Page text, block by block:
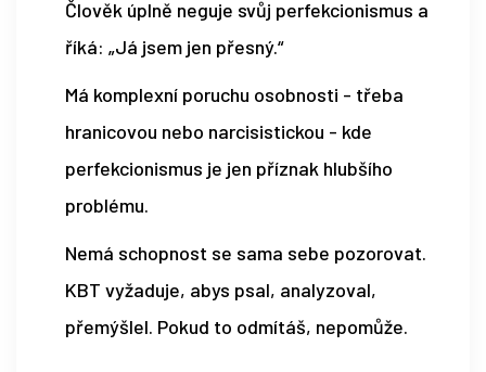
Člověk úplně neguje svůj perfekcionismus a
říká: „Já jsem jen přesný.“
Má komplexní poruchu osobnosti - třeba
hranicovou nebo narcisistickou - kde
perfekcionismus je jen příznak hlubšího
problému.
Nemá schopnost se sama sebe pozorovat.
KBT vyžaduje, abys psal, analyzoval,
přemýšlel. Pokud to odmítáš, nepomůže.